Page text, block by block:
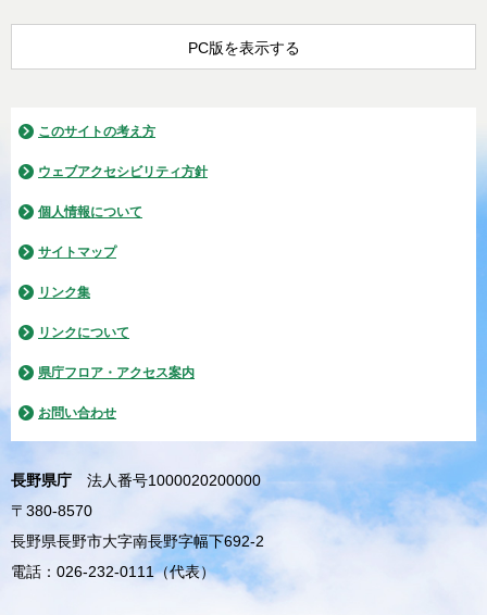
PC版を表示する
このサイトの考え方
ウェブアクセシビリティ方針
個人情報について
サイトマップ
リンク集
リンクについて
県庁フロア・アクセス案内
お問い合わせ
長野県庁
法人番号1000020200000
〒380-8570
長野県長野市大字南長野字幅下692-2
電話：026-232-0111（代表）